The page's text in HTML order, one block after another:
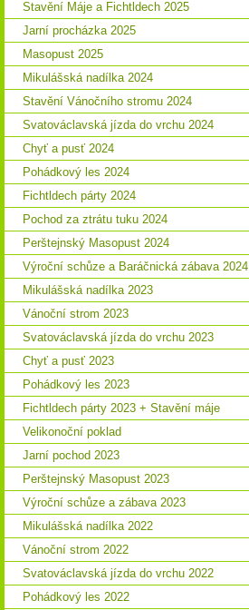
Stavění Máje a Fichtldech 2025
Jarní procházka 2025
Masopust 2025
Mikulášská nadílka 2024
Stavění Vánočního stromu 2024
Svatováclavská jízda do vrchu 2024
Chyť a pusť 2024
Pohádkový les 2024
Fichtldech párty 2024
Pochod za ztrátu tuku 2024
Perštejnský Masopust 2024
Výroční schůze a Baráčnická zábava 2024
Mikulášská nadílka 2023
Vánoční strom 2023
Svatováclavská jízda do vrchu 2023
Chyť a pusť 2023
Pohádkový les 2023
Fichtldech párty 2023 + Stavění máje
Velikonoční poklad
Jarní pochod 2023
Perštejnský Masopust 2023
Výroční schůze a zábava 2023
Mikulášská nadílka 2022
Vánoční strom 2022
Svatováclavská jízda do vrchu 2022
Pohádkový les 2022